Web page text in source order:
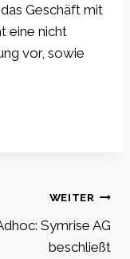
Geschäft mit
eine nicht
vor, sowie
WEITER
Symrise AG
beschließt